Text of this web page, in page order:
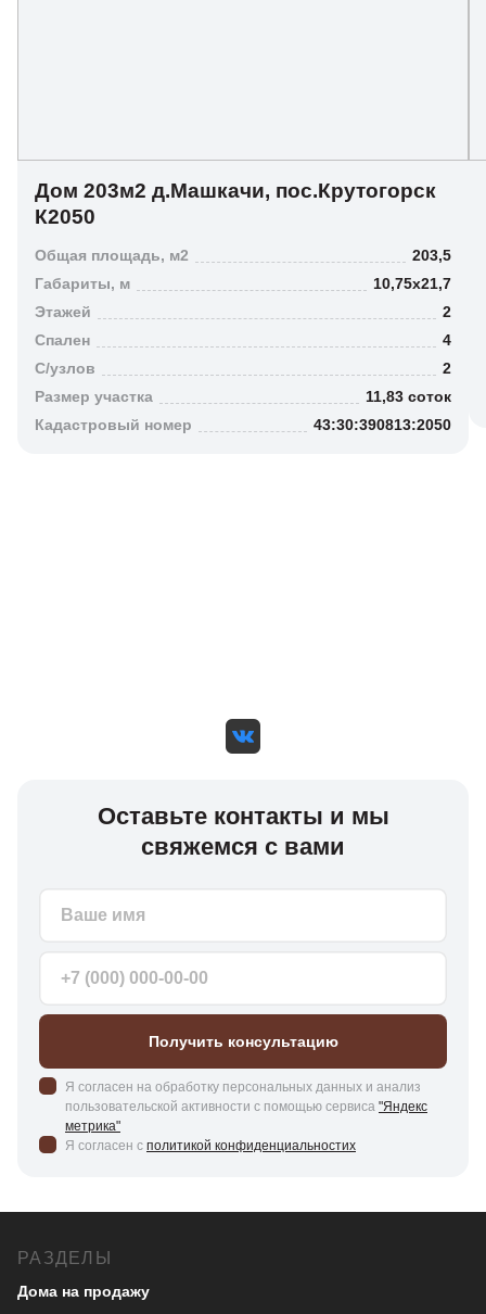
Дом 203м2 д.Машкачи, пос.Крутогорск
К2050
Общая площадь, м2
203,5
Габариты, м
10,75х21,7
Этажей
2
Спален
4
C/узлов
2
Размер участка
11,83 соток
Кадастровый номер
43:30:390813:2050
Оставьте контакты и мы
свяжемся с вами
Получить консультацию
Я согласен на обработку персональных данных и анализ
пользовательской активности с помощью сервиса "Яндекс
метрика"
Я согласен с политикой конфиденциальностих
РАЗДЕЛЫ
Дома на продажу